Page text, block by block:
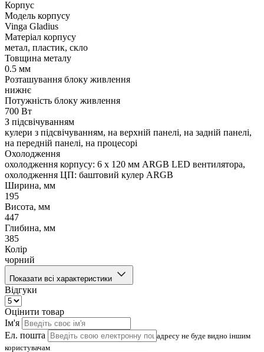
Корпус
Модель корпусу
Vinga Gladius
Матеріал корпусу
метал, пластик, скло
Товщина металу
0.5 мм
Розташування блоку живлення
нижнє
Потужність блоку живлення
700 Вт
З підсвічуванням
кулери з підсвічуванням, на верхній панелі, на задній панелі,
на передній панелі, на процесорі
Охолодження
охолодження корпусу: 6 x 120 мм ARGB LED вентилятора,
охолодження ЦП: баштовий кулер ARGB
Ширина, мм
195
Висота, мм
447
Глибина, мм
385
Колір
чорний
Показати всі характеристики
Відгуки
Оцінити товар
Ім'я
Ел. пошта
адресу не буде видно іншим
користувачам